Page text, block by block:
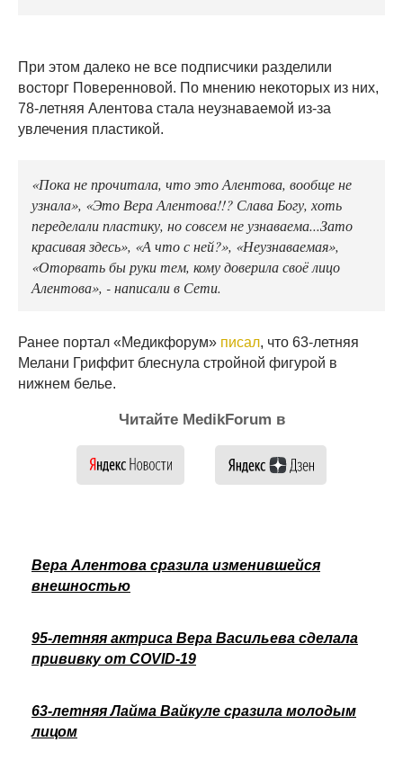
При этом далеко не все подписчики разделили
восторг Поверенновой. По мнению некоторых из них,
78-летняя Алентова стала неузнаваемой из-за
увлечения пластикой.
«Пока не прочитала, что это Алентова, вообще не
узнала», «Это Вера Алентова!!? Слава Богу, хоть
переделали пластику, но совсем не узнаваема...Зато
красивая здесь», «А что с ней?», «Неузнаваемая»,
«Оторвать бы руки тем, кому доверила своё лицо
Алентова», - написали в Сети.
Ранее портал «Медикфорум» писал, что 63-летняя
Мелани Гриффит блеснула стройной фигурой в
нижнем белье.
Читайте MedikForum в
Вера Алентова сразила изменившейся
внешностью
95-летняя актриса Вера Васильева сделала
прививку от COVID-19
63-летняя Лайма Вайкуле сразила молодым
лицом